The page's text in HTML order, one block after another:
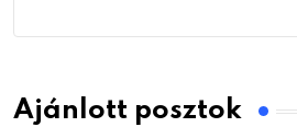
Ajánlott posztok